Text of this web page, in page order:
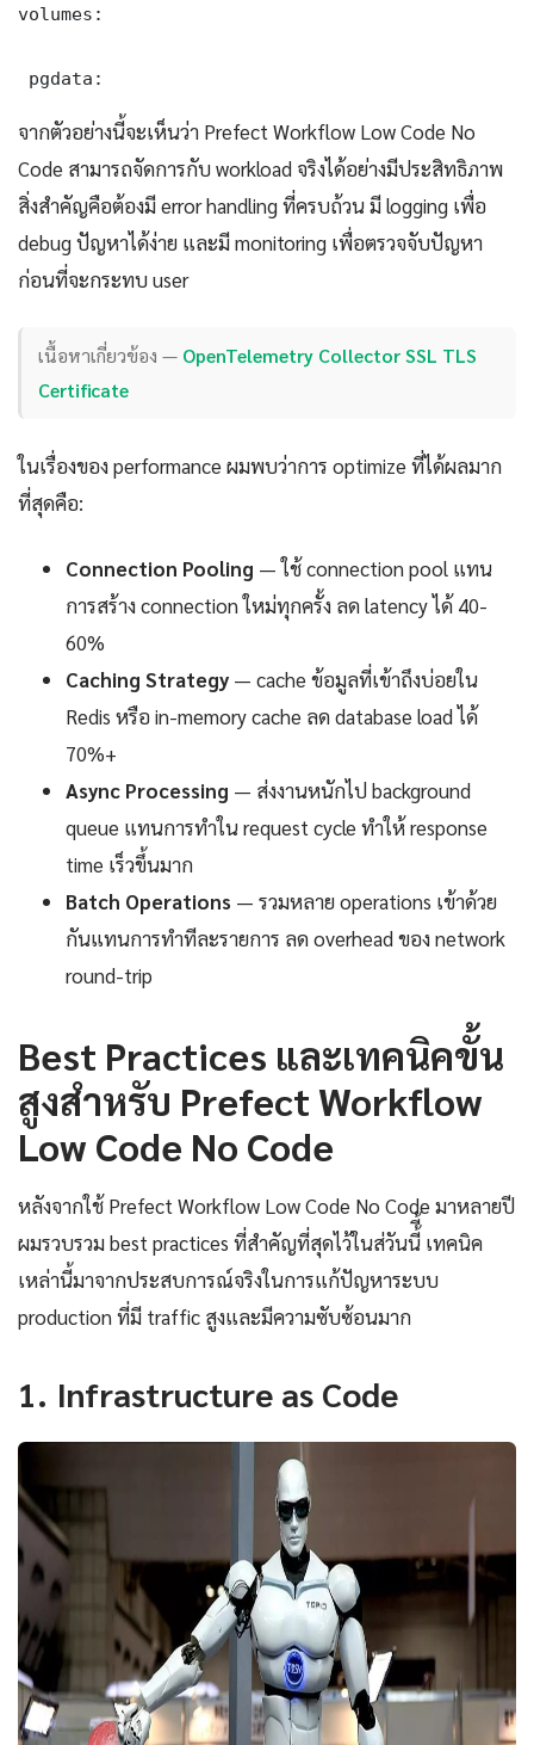
volumes:
pgdata:
จากตัวอย่างนี้จะเห็นว่า Prefect Workflow Low Code No
Code สามารถจัดการกับ workload จริงได้อย่างมีประสิทธิภาพ
สิ่งสำคัญคือต้องมี error handling ที่ครบถ้วน มี logging เพื่อ
debug ปัญหาได้ง่าย และมี monitoring เพื่อตรวจจับปัญหา
ก่อนที่จะกระทบ user
เนื้อหาเกี่ยวข้อง — OpenTelemetry Collector SSL TLS
Certificate
ในเรื่องของ performance ผมพบว่าการ optimize ที่ได้ผลมาก
ที่สุดคือ:
Connection Pooling — ใช้ connection pool แทน
การสร้าง connection ใหม่ทุกครั้ง ลด latency ได้ 40-
60%
Caching Strategy — cache ข้อมูลที่เข้าถึงบ่อยใน
Redis หรือ in-memory cache ลด database load ได้
70%+
Async Processing — ส่งงานหนักไป background
queue แทนการทำใน request cycle ทำให้ response
time เร็วขึ้นมาก
Batch Operations — รวมหลาย operations เข้าด้วย
กันแทนการทำทีละรายการ ลด overhead ของ network
round-trip
Best Practices และเทคนิคขั้น
สูงสำหรับ Prefect Workflow
Low Code No Code
หลังจากใช้ Prefect Workflow Low Code No Code มาหลายปี
ผมรวบรวม best practices ที่สำคัญที่สุดไว้ในส่วันนี้ี้ เทคนิค
เหล่านี้มาจากประสบการณ์จริงในการแก้ปัญหาระบบ
production ที่มี traffic สูงและมีความซับซ้อนมาก
1. Infrastructure as Code